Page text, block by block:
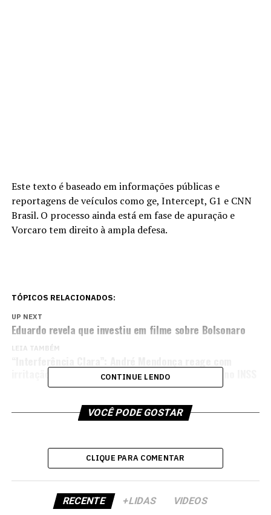
Este texto é baseado em informações públicas e
reportagens de veículos como ge, Intercept, G1 e CNN
Brasil. O processo ainda está em fase de apuração e
Vorcaro tem direito à ampla defesa.
TÓPICOS RELACIONADOS:
UP NEXT
Eduardo revela que investiu em filme sobre Bolsonaro
LEIA TAMBÉM
irritação à mudança na investigação de fraudes no INSS
CONTINUE LENDO
VOCÊ PODE GOSTAR
CLIQUE PARA COMENTAR
RECENTE +LIDAS VIDEOS